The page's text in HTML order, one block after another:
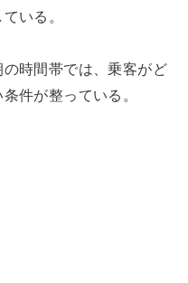
いる。
時間帯では、乗客がど
件が整っている。